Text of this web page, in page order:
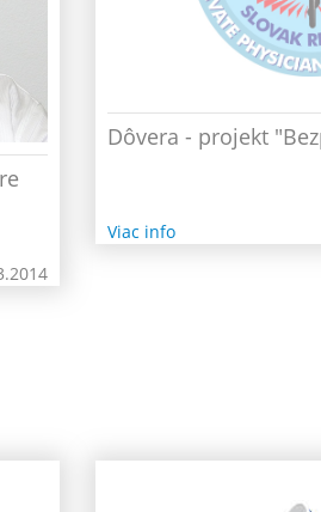
Dôvera - projekt
Viac info